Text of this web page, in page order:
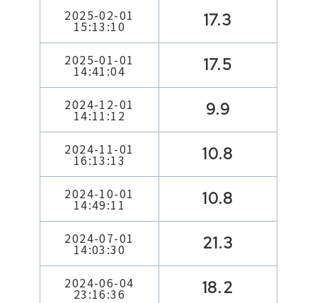
2025-02-01
15:13:10 17.3
2025-01-01
14:41:04 17.5
2024-12-01
14:11:12 9.9
2024-11-01
16:13:13 10.8
2024-10-01
14:49:11 10.8
2024-07-01
14:03:30 21.3
2024-06-04
23:16:36 18.2